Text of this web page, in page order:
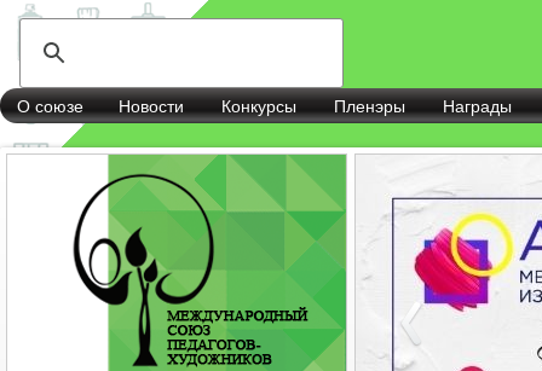
О союзе Новости Конкурсы Пленэры Награды